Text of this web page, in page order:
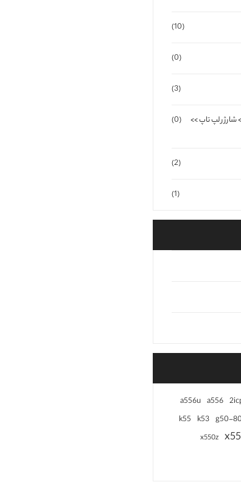
(10)
(0)
(3)
(0)
لپ تاپ >>
(2)
(1)
a556
a556u
g50-80
k53
k55
x55
x550z